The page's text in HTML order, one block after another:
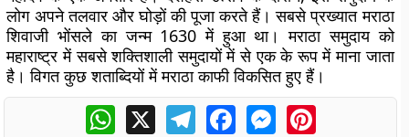
लोग अपने तलवार और घोड़ों की पूजा करते हैं। सबसे प्रख्यात मराठा
शिवाजी भोंसले का जन्म 1630 में हुआ था। मराठा समुदाय को
महाराष्ट्र में सबसे शक्तिशाली समुदायों में से एक के रूप में माना जाता
है। विगत कुछ शताब्दियों में मराठा काफी विकसित हुए हैं।
WhatsApp
X TelegramFacebookMessengerPinterest